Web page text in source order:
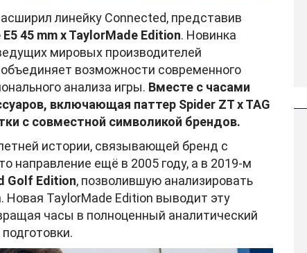
линейку Connected, представив
45 mm x TaylorMade Edition. Новинка
мировых производителей
возможности современного
анализа игры. Вместе с часами
включающая паттер Spider ZT x TAG
с совместной символикой брендов.
истории, связывающей бренд с
направление ещё в 2005 году, а в 2019-м
Golf Edition, позволившую анализировать
Новая TaylorMade Edition выводит эту
часы в полноценный аналитический